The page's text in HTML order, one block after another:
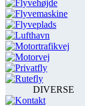
Flyvehøjde
Flyvemaskine
Flyveplads
Lufthavn
Motortrafikvej
Motorvej
Privatfly
Rutefly
DIVERSE
Kontakt